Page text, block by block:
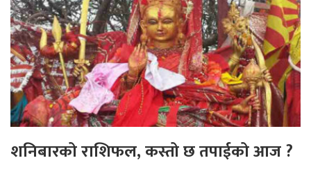
शनिबारको राशिफल, कस्तो छ तपाईको आज ?